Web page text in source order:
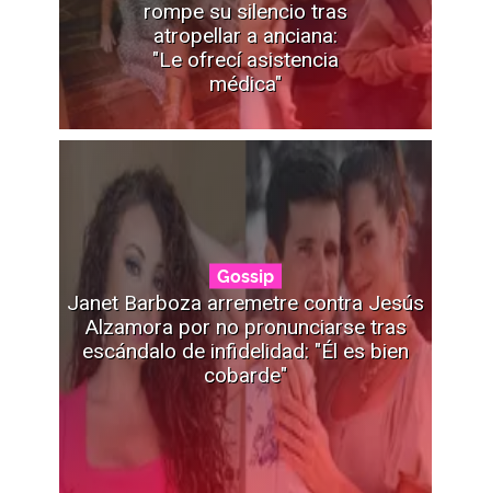
rompe su silencio tras
atropellar a anciana:
"Le ofrecí asistencia
médica"
Gossip
Janet Barboza arremetre contra Jesús
Alzamora por no pronunciarse tras
escándalo de infidelidad: "Él es bien
cobarde"